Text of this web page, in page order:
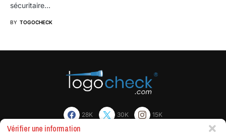
sécuritaire…
BY TOGOCHECK
28K 30K 15K
Vérifier une information